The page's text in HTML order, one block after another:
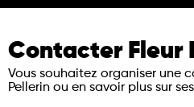
Contacter Fleur
Vous souhaitez organiser une
Pellerin ou en savoir plus sur